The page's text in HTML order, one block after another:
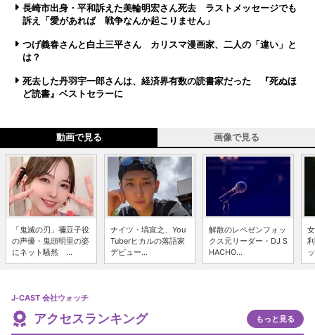
長崎市出身・平和訴えた美輪明宏さん死去 ラストメッセージでも
訴え「愛があれば 戦争なんか起こりません」
つげ義春さんと白土三平さん カリスマ漫画家、二人の「違い」と
は？
死去した丹羽宇一郎さんは、経済界有数の読書家だった 『死ぬほ
ど読書』ベストセラーに
動画で見る 画像で見る
「鬼滅の刃」禰豆子役
の声優・鬼頭明里の姿
にネット騒然 ...
ナイツ・塙宣之、You
Tuberヒカルの落語家
デビュー...
解散のレペゼンフォッ
クス元リーダー・DJ S
HACHO...
J-CAST 会社ウォッチ
アクセスランキング もっと見る